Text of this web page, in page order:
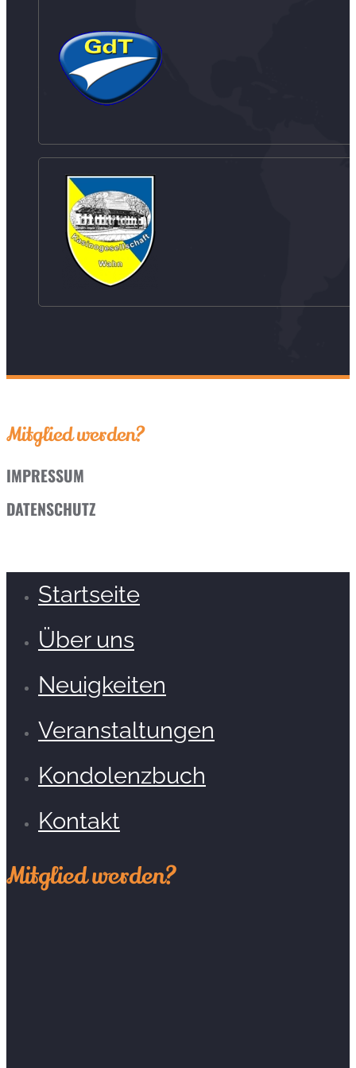
Mitglied werden?
IMPRESSUM
DATENSCHUTZ
Startseite
Über uns
Neuigkeiten
Veranstaltungen
Kondolenzbuch
Kontakt
Mitglied werden?